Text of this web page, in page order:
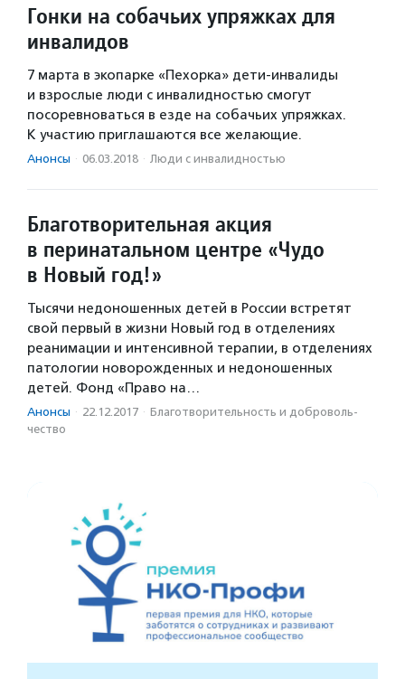
Гонки на собачьих упряжках для
инвалидов
7 марта в экопарке «Пехорка» дети-инвалиды
и взрослые люди с инвалидностью смогут
посоревноваться в езде на собачьих упряжках.
К участию приглашаются все желающие.
Анонсы · 06.03.2018 · Люди с инвалидностью
Благотворительная акция
в перинатальном центре «Чудо
в Новый год!»
Тысячи недоношенных детей в России встретят
свой первый в жизни Новый год в отделениях
реанимации и интенсивной терапии, в отделениях
патологии новорожденных и недоношенных
детей. Фонд «Право на…
Анонсы · 22.12.2017 · Благотвори­тель­ность и доброволь­
чест­во